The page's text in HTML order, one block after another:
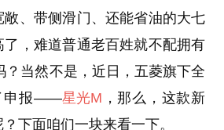
、带侧滑门、还能省油的大七
了，难道普通老百姓就不配拥有
？当然不是，近日，五菱旗下全
申报——星光M ，那么，这款新
下面咱们一块来看一下。